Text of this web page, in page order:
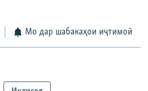
Мо дар шабакаҳои иҷтимоӣ